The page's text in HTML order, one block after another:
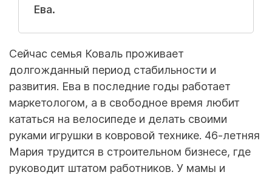
Ева.
Сейчас семья Коваль проживает
долгожданный период стабильности и
развития. Ева в последние годы работает
маркетологом, а в свободное время любит
кататься на велосипеде и делать своими
руками игрушки в ковровой технике. 46-летняя
Мария трудится в строительном бизнесе, где
руководит штатом работников. У мамы и